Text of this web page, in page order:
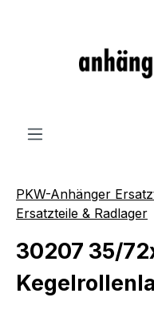
PKW-Anhänger
Ersatzteile & Radlager
30207 35/